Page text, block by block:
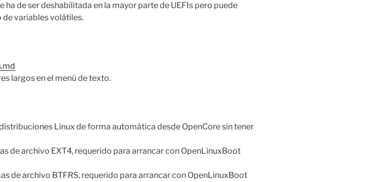
de ser deshabilitada en la mayor parte de UEFIs pero puede
variables volátiles.
largos en el menú de texto.
Linux de forma automática desde OpenCore sin tener
de archivo EXT4, requerido para arrancar con OpenLinuxBoot
de archivo BTFRS, requerido para arrancar con OpenLinuxBoot